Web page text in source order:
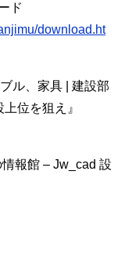
ド
download.ht
ル、家具 | 建設部
位を狙え』
報館 – Jw_cad 設